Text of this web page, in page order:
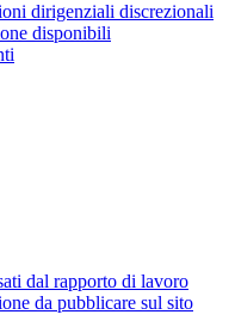
dirigenziali discrezionali
disponibili
dal rapporto di lavoro
da pubblicare sul sito